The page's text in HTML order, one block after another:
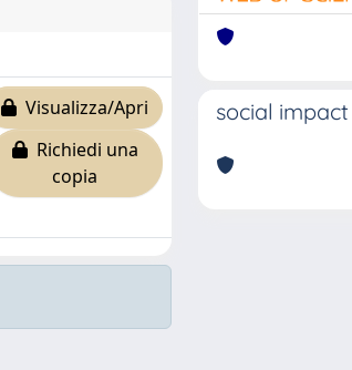
Visualizza/Apri
Richiedi una
copia
social impact